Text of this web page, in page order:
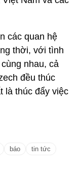
các quan hệ
thời, với tình
nhau, cả
đều thúc
là thúc đẩy việc
báo
tin tức